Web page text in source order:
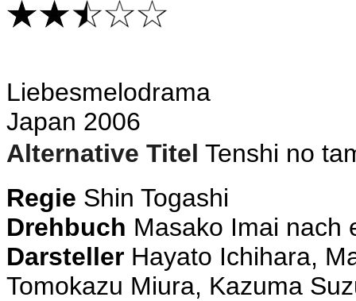
Liebesmelodrama
Japan 2006
Alternative Titel Tenshi no
Regie Shin Togashi
Drehbuch Masako Imai nach
Darsteller Hayato Ichihara,
Tomokazu Miura, Kazuma